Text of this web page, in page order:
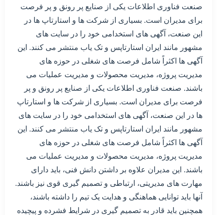
صنعت فناوری اطلاعات یکی از صنایع پر رونق و پر فرصت
برای مدیران است. بسیاری از شرکت ها و استارتاپ ها در
این صنعت، آگهی های استخدامی خود را در سایت های
مشهور مانند ایران استارتاپس و تک یاب منتشر می کنند. این
آگهی ها اکثراً شامل فرصت های شغلی در حوزه های
مدیریت پروژه، مدیریت محصولات و مدیریت عملیات می
باشند. صنعت فناوری اطلاعات یکی از صنایع پر رونق و پر
فرصت برای مدیران است. بسیاری از شرکت ها و استارتاپ
ها در این صنعت، آگهی های استخدامی خود را در سایت های
مشهور مانند ایران استارتاپس و تک یاب منتشر می کنند. این
آگهی ها اکثراً شامل فرصت های شغلی در حوزه های
مدیریت پروژه، مدیریت محصولات و مدیریت عملیات می
باشند. این مدیران علاوه بر داشتن دانش فنی، باید دارای
مهارت های مدیریتی، ارتباطی و تصمیم گیری قوی نیز باشند.
آنها باید توانایی هماهنگی و هدایت یک تیم را داشته باشند،
همچنین باید قادر به تصمیم گیری در شرایط فشرده و پیچیده